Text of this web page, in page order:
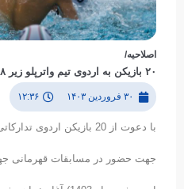
اصلاحیه/
۲۰ بازیکن به اردوی تیم واترپلو زیر ۱۸ سال دعوت شدند
۳۰ فروردین ۱۴۰۳ ۱۲:۳۶
جهت حضور در مسابقات قهرمانی